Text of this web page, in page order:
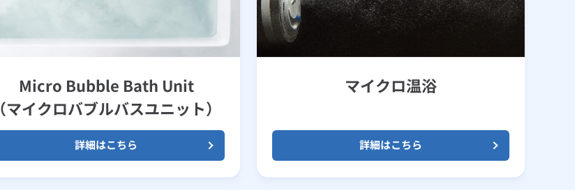
Micro Bubble Bath Unit
（マイクロバブルバスユニット）
詳細はこちら
マイクロ温浴
詳細はこちら